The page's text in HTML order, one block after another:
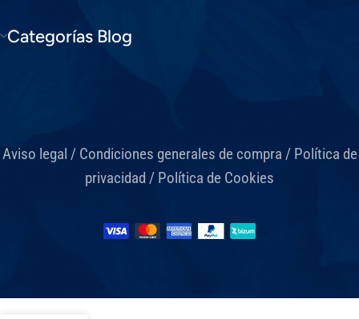
Categorías Blog
Aviso legal / Condiciones generales de compra / Política de
privacidad / Política de Cookies